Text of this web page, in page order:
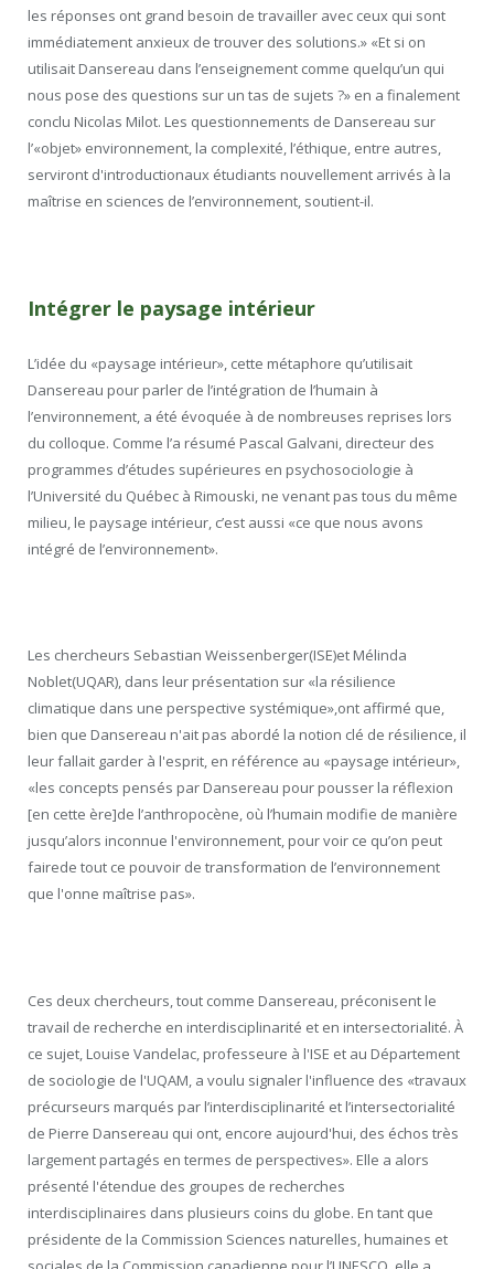
les réponses ont grand besoin de travailler avec ceux qui sont
immédiatement anxieux de trouver des solutions.» «Et si on
utilisait Dansereau dans l’enseignement comme quelqu’un qui
nous pose des questions sur un tas de sujets ?» en a finalement
conclu Nicolas Milot. Les questionnements de Dansereau sur
l’«objet» environnement, la complexité, l’éthique, entre autres,
serviront d'introductionaux étudiants nouvellement arrivés à la
maîtrise en sciences de l’environnement, soutient-il.
Intégrer le paysage intérieur
L’idée du «paysage intérieur», cette métaphore qu’utilisait
Dansereau pour parler de l’intégration de l’humain à
l’environnement, a été évoquée à de nombreuses reprises lors
du colloque. Comme l’a résumé Pascal Galvani, directeur des
programmes d’études supérieures en psychosociologie à
l’Université du Québec à Rimouski, ne venant pas tous du même
milieu, le paysage intérieur, c’est aussi «ce que nous avons
intégré de l’environnement».
Les chercheurs Sebastian Weissenberger(ISE)et Mélinda
Noblet(UQAR), dans leur présentation sur «la résilience
climatique dans une perspective systémique»,ont affirmé que,
bien que Dansereau n'ait pas abordé la notion clé de résilience, il
leur fallait garder à l'esprit, en référence au «paysage intérieur»,
«les concepts pensés par Dansereau pour pousser la réflexion
[en cette ère]de l’anthropocène, où l’humain modifie de manière
jusqu’alors inconnue l'environnement, pour voir ce qu’on peut
fairede tout ce pouvoir de transformation de l’environnement
que l'onne maîtrise pas».
Ces deux chercheurs, tout comme Dansereau, préconisent le
travail de recherche en interdisciplinarité et en intersectorialité. À
ce sujet, Louise Vandelac, professeure à l'ISE et au Département
de sociologie de l'UQAM, a voulu signaler l'influence des «travaux
précurseurs marqués par l’interdisciplinarité et l’intersectorialité
de Pierre Dansereau qui ont, encore aujourd'hui, des échos très
largement partagés en termes de perspectives». Elle a alors
présenté l'étendue des groupes de recherches
interdisciplinaires dans plusieurs coins du globe. En tant que
présidente de la Commission Sciences naturelles, humaines et